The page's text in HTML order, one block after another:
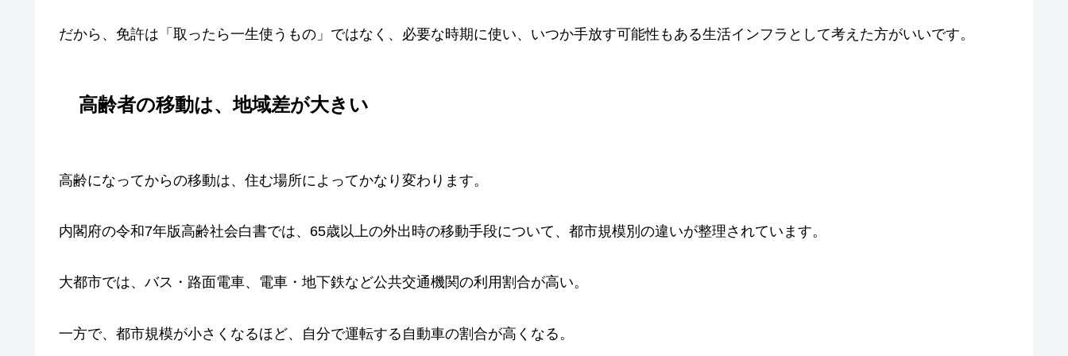
だから、免許は「取ったら一生使うもの」ではなく、必要な時期に使い、いつか手放す可能性もある生活インフラとして考えた方がいいです。
高齢者の移動は、地域差が大きい
高齢になってからの移動は、住む場所によってかなり変わります。
内閣府の令和7年版高齢社会白書では、65歳以上の外出時の移動手段について、都市規模別の違いが整理されています。
大都市では、バス・路面電車、電車・地下鉄など公共交通機関の利用割合が高い。
一方で、都市規模が小さくなるほど、自分で運転する自動車の割合が高くなる。